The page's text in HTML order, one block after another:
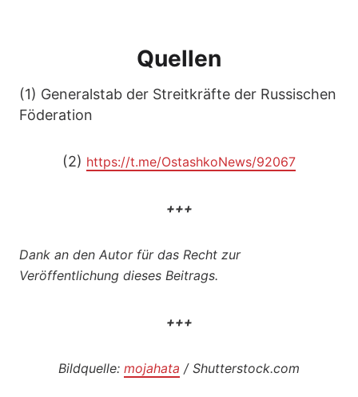
Quellen
(1) Generalstab der Streitkräfte der Russischen
Föderation
(2) https://t.me/OstashkoNews/92067
+++
Dank an den Autor für das Recht zur
Veröffentlichung dieses Beitrags.
+++
Bildquelle: mojahata / Shutterstock.com